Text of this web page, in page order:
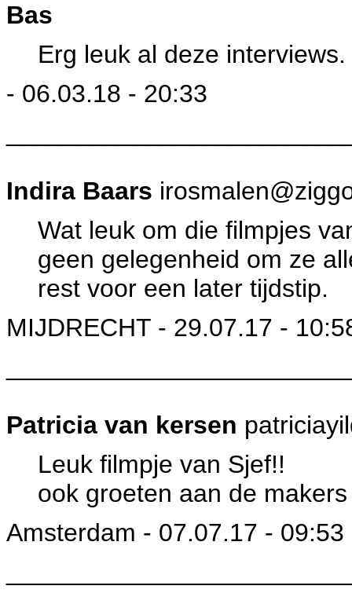
Bas
Erg leuk al deze
- 06.03.18 - 20:33
Indira Baars
Wat leuk om die filmpjes
geen gelegenheid om ze
rest voor een later tijdstip.
MIJDRECHT - 29.07.17 -
Patricia van kersen
Leuk filmpje van Sjef!!
ook groeten aan de
Amsterdam - 07.07.17 - 09:53